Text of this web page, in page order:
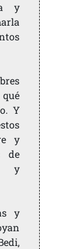
y
Y
y
de
y
y